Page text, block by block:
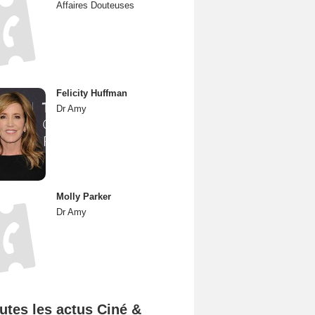
Affaires Douteuses
Felicity Huffman
Dr Amy
Molly Parker
Dr Amy
les actus Ciné &